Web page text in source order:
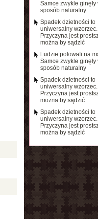
Samce zwykle ginęły
sposób naturalny
Spadek dzietności to
uniwersalny wzorzec.
Przyczyna jest
można by sądzić
Ludzie polowali na
Samce zwykle ginęły
sposób naturalny
Spadek dzietności to
uniwersalny wzorzec.
Przyczyna jest
można by sądzić
Spadek dzietności to
uniwersalny wzorzec.
Przyczyna jest
można by sądzić